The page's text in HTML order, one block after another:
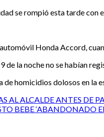
se rompió esta tarde
Honda Accord,
de la noche no se habían
de homicidios dolosos en la
AL ALCALDE ANTES DE
BEBE ‘ABANDONADO